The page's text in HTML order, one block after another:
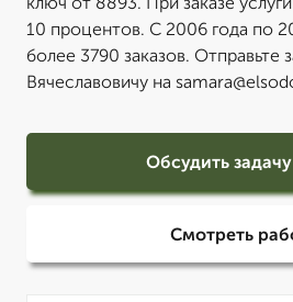
10 процентов. С 2006 года по
более 3790 заказов. Отправьте
Вячеславовичу на
Обсудить задачу
Смотреть